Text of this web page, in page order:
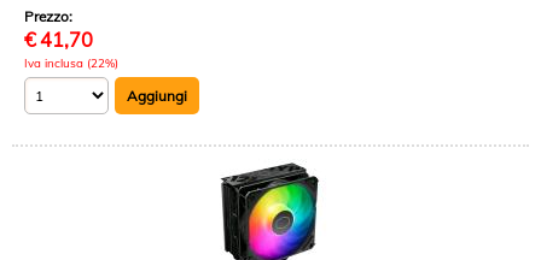
Prezzo:
€41,70
Iva inclusa (22%)